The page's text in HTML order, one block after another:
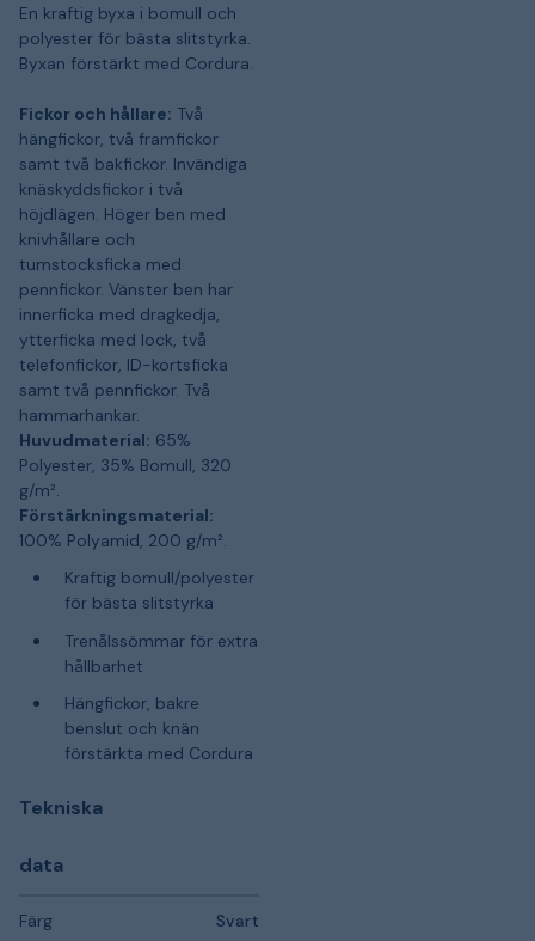
En kraftig byxa i bomull och
polyester för bästa slitstyrka.
Byxan förstärkt med Cordura.
Fickor och hållare: Två
hängfickor, två framfickor
samt två bakfickor. Invändiga
knäskyddsfickor i två
höjdlägen. Höger ben med
knivhållare och
tumstocksficka med
pennfickor. Vänster ben har
innerficka med dragkedja,
ytterficka med lock, två
telefonfickor, ID-kortsficka
samt två pennfickor. Två
hammarhankar.
Huvudmaterial: 65%
Polyester, 35% Bomull, 320
g/m².
Förstärkningsmaterial:
100% Polyamid, 200 g/m².
Kraftig bomull/polyester
för bästa slitstyrka
Trenålssömmar för extra
hållbarhet
Hängfickor, bakre
benslut och knän
förstärkta med Cordura
Tekniska
data
Färg Svart